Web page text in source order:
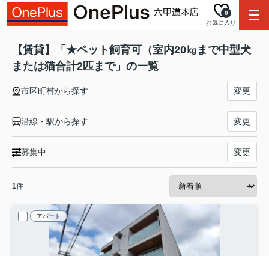
お気に入り
0
【賃貸】「★ペット飼育可（室内20㎏まで中型犬
または猫合計2匹まで」の一覧
市区町村から探す 変更
沿線・駅から探す 変更
募集中 変更
1件
アパート